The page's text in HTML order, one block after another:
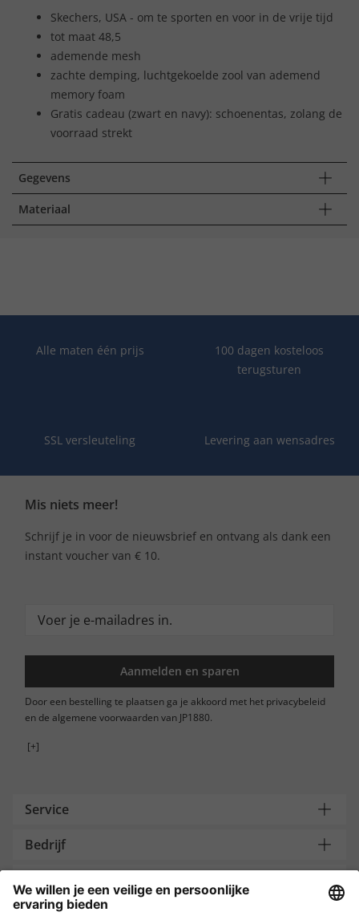
Skechers, USA - om te sporten en voor in de vrije tijd
tot maat 48,5
ademende mesh
zachte demping, luchtgekoelde zool van ademend
memory foam
Gratis cadeau (zwart en navy): schoenentas, zolang de
voorraad strekt
Gegevens
Materiaal
Alle maten één prijs
100 dagen kosteloos
terugsturen
SSL versleuteling Levering aan wensadres
Mis niets meer!
Schrijf je in voor de nieuwsbrief en ontvang als dank een
instant voucher van € 10.
Aanmelden en sparen
Door een bestelling te plaatsen ga je akkoord met het privacybeleid
en de algemene voorwaarden van JP1880.
[+]
Service
Bedrijf